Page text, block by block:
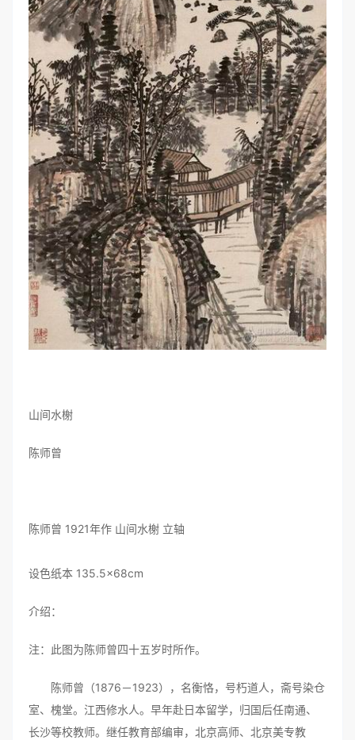
山间水榭
陈师曾
陈师曾 1921年作 山间水榭 立轴
设色纸本 135.5×68cm
介绍：
注：此图为陈师曾四十五岁时所作。
陈师曾（1876－1923），名衡恪，号朽道人，斋号染仓
室、槐堂。江西修水人。早年赴日本留学，归国后任南通、
长沙等校教师。继任教育部编审，北京高师、北京美专教